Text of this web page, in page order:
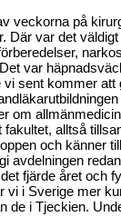
veckorna på
Där var det
var
vi sent kommer
om
fakultet, alltså
och känner
avdelningen
fjärde året och
vi i Sverige mer
de i Tjeckien.